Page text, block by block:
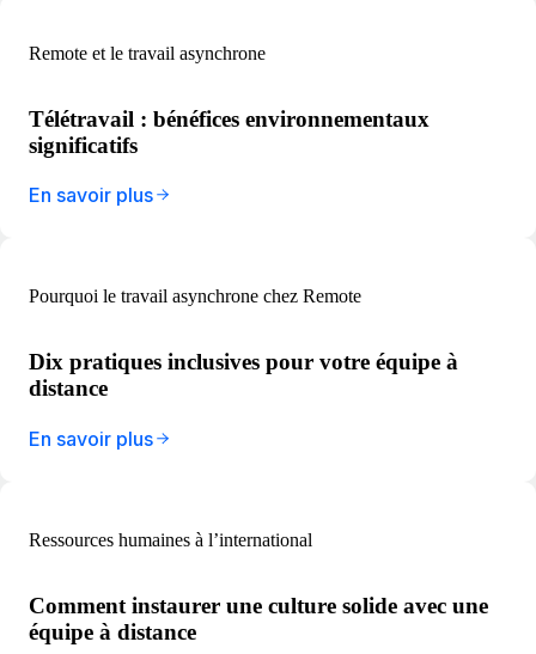
Remote et le travail asynchrone
Télétravail : bénéfices environnementaux
significatifs
En savoir plus
Pourquoi le travail asynchrone chez Remote
Dix pratiques inclusives pour votre équipe à
distance
En savoir plus
Ressources humaines à l’international
Comment instaurer une culture solide avec une
équipe à distance